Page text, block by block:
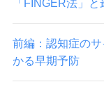
前編：認知症の
かる早期予防